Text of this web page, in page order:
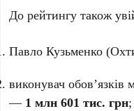
До рейтингу також
Павло Кузьменко
виконувач обов’язків
— 1 млн 601 тис. грн;